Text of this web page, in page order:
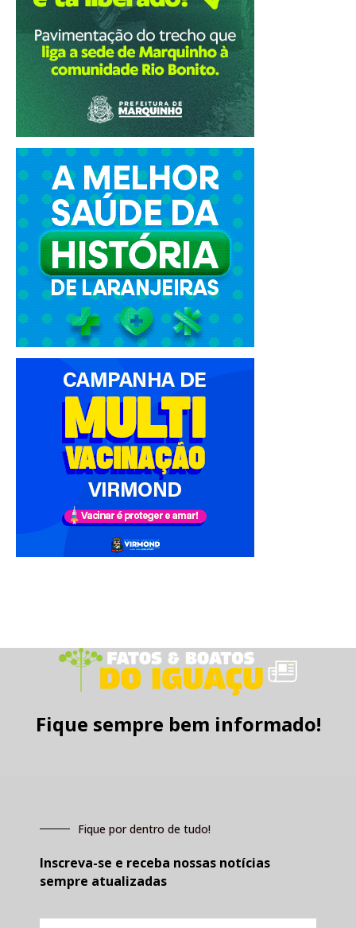
Fique sempre bem informado!
Fique por dentro de tudo!
Inscreva-se e receba nossas notícias
sempre atualizadas